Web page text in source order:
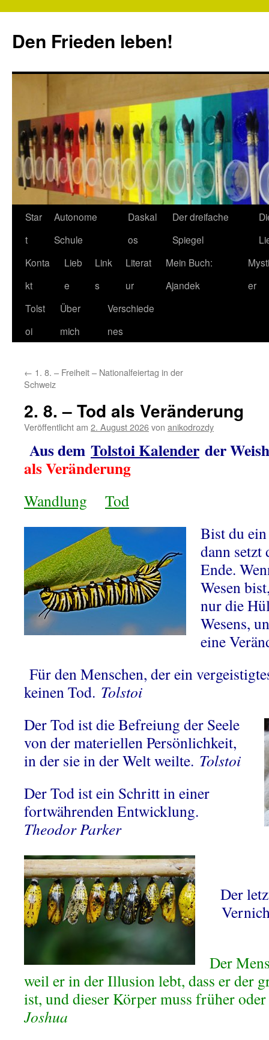
springen
Den Frieden leben!
Star
t
Autonome
Schule
Daskal
os
Der dreifache
Spiegel
Konta
kt
Lieb
e
Link
s
Literat
ur
Mein Buch:
Ajandek
er
Tolst
oi
Über
mich
Verschiede
nes
← 1. 8. – Freiheit – Nationalfeiertag in der
Schweiz
2. 8. – Tod als Veränderung
Veröffentlicht am 2. August 2026von anikodrozdy
Aus dem Tolstoi Kalender der
als Veränderung
Wandlung
Tod
Bist du
dann setzt
Ende.
Wesen
nur die
Wesens,
eine
Für den Menschen, der ein
keinen Tod. Tolstoi
Der Tod ist die Befreiung der Seele
von der materiellen Persönlichkeit,
in der sie in der Welt weilte. Tolstoi
Der Tod ist ein Schritt in einer
fortwährenden Entwicklung.
Theodor Parker
Der
Der
weil er in der Illusion lebt, dass er der
ist, und dieser Körper muss früher
Joshua